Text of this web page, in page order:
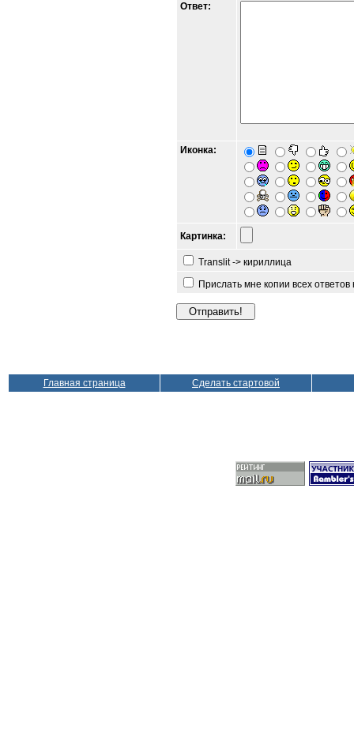
Ответ:
Иконка:
Картинка:
Translit -> кириллица
Прислать мне копии всех
Главная страница Сделать стартовой